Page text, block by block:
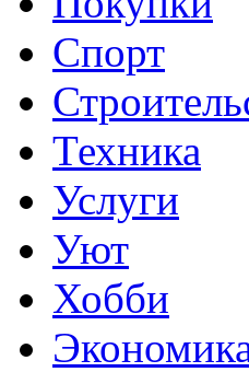
Спорт
Техника
Услуги
Уют
Хобби